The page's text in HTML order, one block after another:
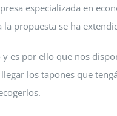
especializada en
propuesta se ha
por ello que nos
los tapones que